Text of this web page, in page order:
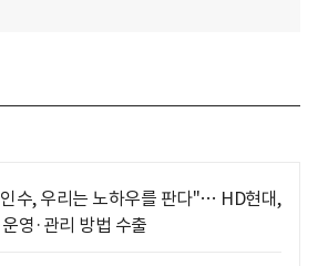
수, 우리는 노하우를 판다"… HD현대,
영·관리 방법 수출